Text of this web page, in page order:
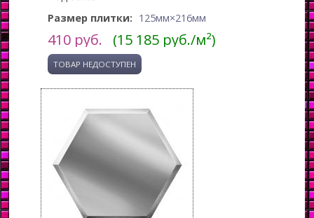
Размер плитки: 125мм×216мм
410 руб. (15 185 руб./м²)